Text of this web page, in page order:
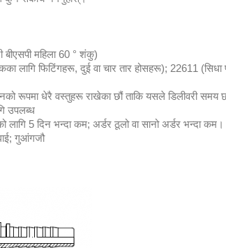
महिला 60 ° शंकु)
लागि फिटिंगहरू, दुई वा चार तार होसहरू); 22611
रूपमा धेरै वस्तुहरू राखेका छौं ताकि यसले डिलीवरी समय
उपलब्ध
5 दिन भन्दा कम; अर्डर ठूलो वा सानो अर्डर भन्दा कम।
गुआंगजौ